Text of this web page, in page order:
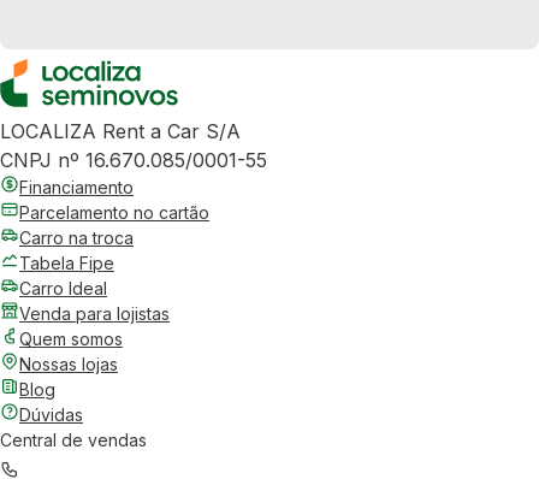
LOCALIZA Rent a Car S/A
CNPJ nº 16.670.085/0001-55
Financiamento
Parcelamento no cartão
Carro na troca
Tabela Fipe
Carro Ideal
Venda para lojistas
Quem somos
Nossas lojas
Blog
Dúvidas
Central de vendas